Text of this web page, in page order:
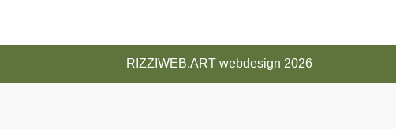
RIZZIWEB.ART webdesign 2026